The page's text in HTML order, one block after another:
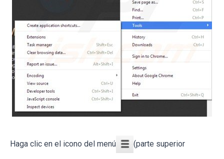
Haga clic en el icono del menú (parte superior